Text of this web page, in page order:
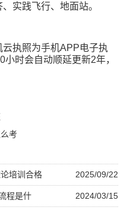
实践飞行、地面站。
执照为手机APP电子执
时会自动顺延更新2年，
考
2025/09/22
培训合格
2024/03/15
程是什